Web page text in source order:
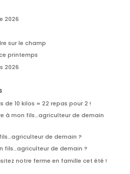
2026
sur le champ
printemps
2026
de 10 kilos = 22 repas pour 2 !
à mon fils…agriculteur de demain
de demain ?
fils…agriculteur de demain ?
notre ferme en famille cet été !